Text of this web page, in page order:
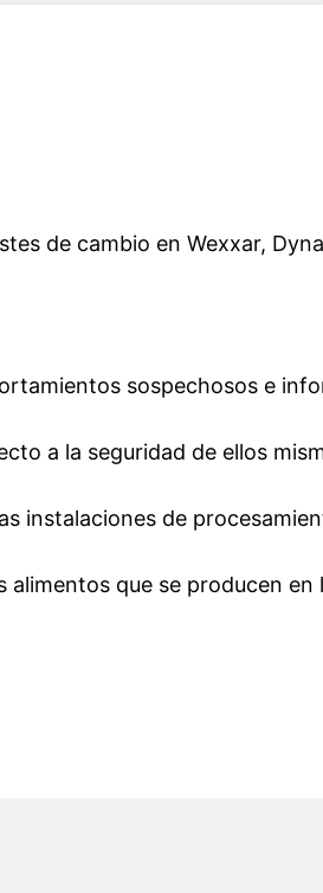
de cambio en Wexxar,
sospechosos e
a la seguridad de ellos
instalaciones de
que se producen en